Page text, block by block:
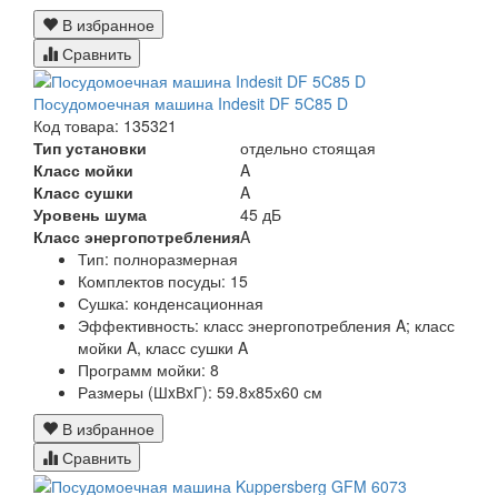
В избранное
Сравнить
Посудомоечная машина Indesit DF 5C85 D
Код товара: 135321
Тип установки
отдельно стоящая
Класс мойки
A
Класс сушки
A
Уровень шума
45 дБ
Класс энергопотребленияA
Тип: полноразмерная
Комплектов посуды: 15
Сушка: конденсационная
Эффективность: класс энергопотребления A; класс
мойки A, класс сушки A
Программ мойки: 8
Размеры (ШxВxГ): 59.8х85х60 см
В избранное
Сравнить